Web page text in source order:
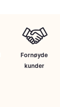
Fornøyde
kunder